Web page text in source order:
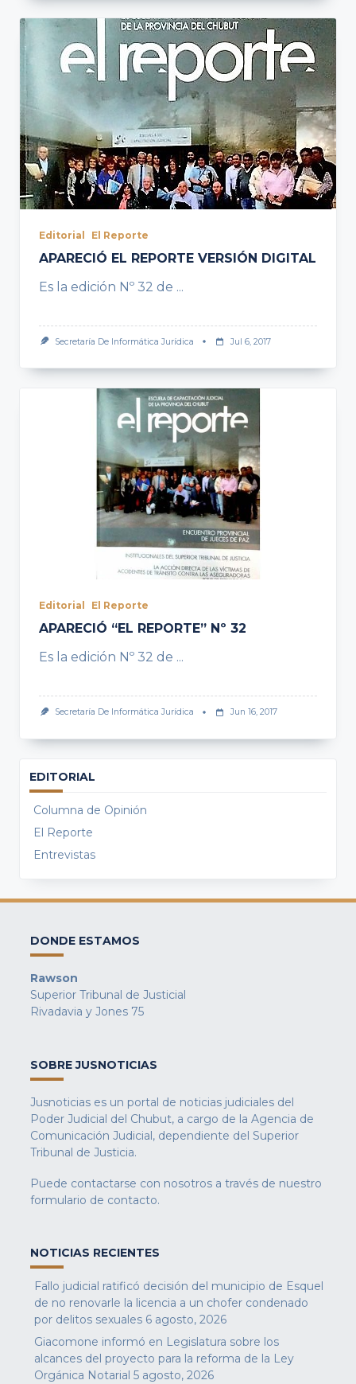
Editorial El Reporte
APARECIÓ EL REPORTE VERSIÓN DIGITAL
Es la edición Nº 32 de ...
Secretaría De Informática Jurídica Jul 6, 2017
Editorial El Reporte
APARECIÓ “EL REPORTE” Nº 32
Es la edición Nº 32 de ...
Secretaría De Informática Jurídica Jun 16, 2017
EDITORIAL
Columna de Opinión
El Reporte
Entrevistas
DONDE ESTAMOS
Rawson
Superior Tribunal de Justicial
Rivadavia y Jones 75
SOBRE JUSNOTICIAS
Jusnoticias es un portal de noticias judiciales del
Poder Judicial del Chubut, a cargo de la Agencia de
Comunicación Judicial, dependiente del Superior
Tribunal de Justicia.
Puede contactarse con nosotros a través de nuestro
formulario de contacto.
NOTICIAS RECIENTES
Fallo judicial ratificó decisión del municipio de Esquel
de no renovarle la licencia a un chofer condenado
por delitos sexuales 6 agosto, 2026
Giacomone informó en Legislatura sobre los
alcances del proyecto para la reforma de la Ley
Orgánica Notarial 5 agosto, 2026